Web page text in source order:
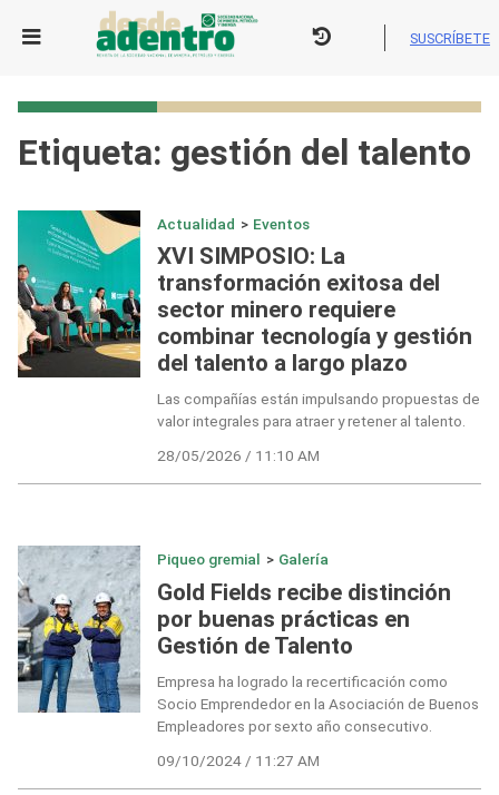
SUSCRÍBETE
Etiqueta: gestión del talento
Actualidad > Eventos
XVI SIMPOSIO: La
transformación exitosa del
sector minero requiere
combinar tecnología y gestión
del talento a largo plazo
Las compañías están impulsando propuestas de
valor integrales para atraer y retener al talento.
28/05/2026 / 11:10 AM
Piqueo gremial > Galería
Gold Fields recibe distinción
por buenas prácticas en
Gestión de Talento
Empresa ha logrado la recertificación como
Socio Emprendedor en la Asociación de Buenos
Empleadores por sexto año consecutivo.
09/10/2024 / 11:27 AM